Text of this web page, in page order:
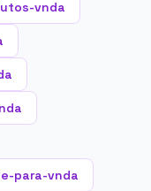
vnda
para-vnda